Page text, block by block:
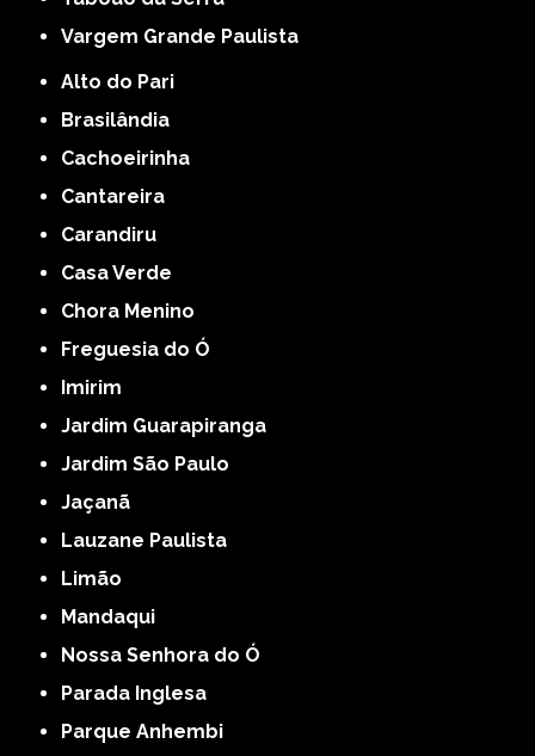
Vargem Grande Paulista
Alto do Pari
Brasilândia
Cachoeirinha
Cantareira
Carandiru
Casa Verde
Chora Menino
Freguesia do Ó
Imirim
Jardim Guarapiranga
Jardim São Paulo
Jaçanã
Lauzane Paulista
Limão
Mandaqui
Nossa Senhora do Ó
Parada Inglesa
Parque Anhembi